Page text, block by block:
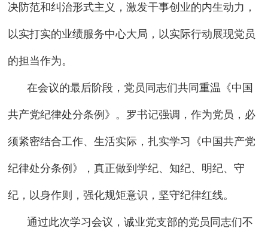
决防范和纠治形式主义，激发干事创业的内生动力，
以实打实的业绩服务中心大局，以实际行动展现党员
的担当作为。
在会议的最后阶段，党员同志们共同重温《中国
共产党纪律处分条例》。罗书记强调，作为党员，必
须紧密结合工作、生活实际，扎实学习《中国共产党
纪律处分条例》，真正做到学纪、知纪、明纪、守
纪，以身作则，强化规矩意识，坚守纪律红线。
通过此次学习会议，诚业党支部的党员同志们不